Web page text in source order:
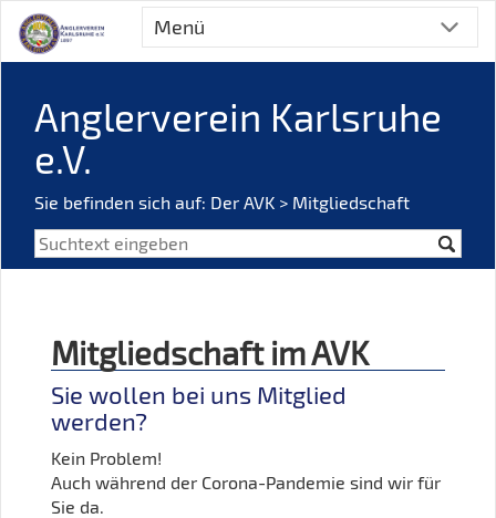
Menü
Anglerverein Karlsruhe
e.V.
Sie befinden sich auf: Der AVK > Mitgliedschaft
Mitgliedschaft im AVK
Sie wollen bei uns Mitglied
werden?
Kein Problem!
Auch während der Corona-Pandemie sind wir für
Sie da.